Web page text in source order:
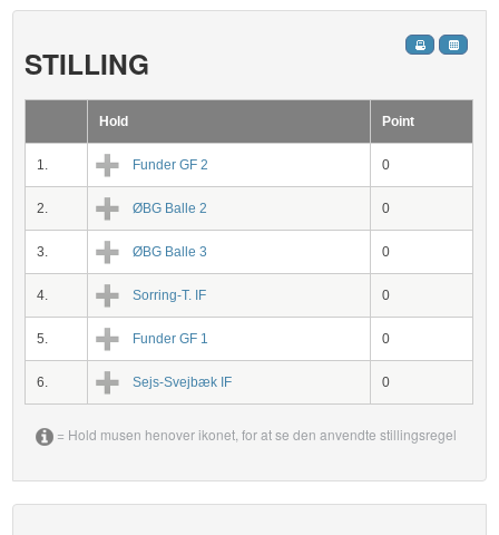
STILLING
Hold Point
1. Funder GF 2 0
2. ØBG Balle 2 0
3. ØBG Balle 3 0
4. Sorring-T. IF 0
5. Funder GF 1 0
6. Sejs-Svejbæk IF 0
= Hold musen henover ikonet, for at se den anvendte stillingsregel